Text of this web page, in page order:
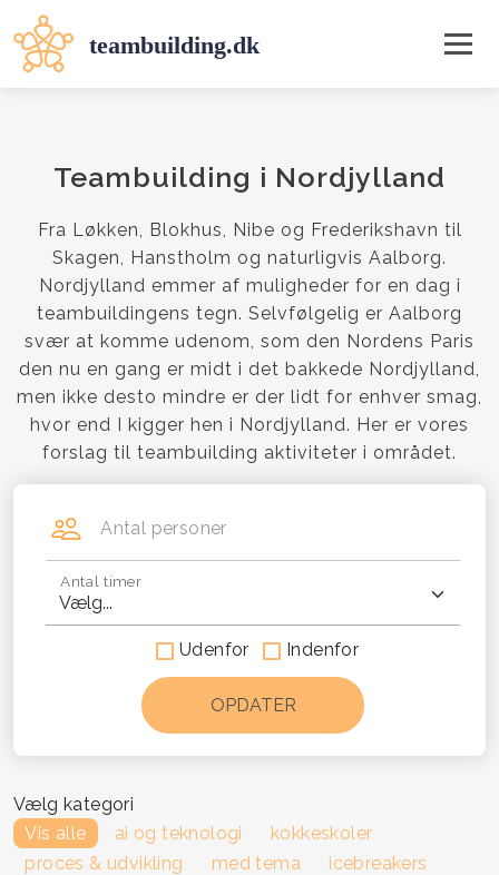
Teambuilding i Nordjylland
Fra Løkken, Blokhus, Nibe og Frederikshavn til
Skagen, Hanstholm og naturligvis Aalborg.
Nordjylland emmer af muligheder for en dag i
teambuildingens tegn. Selvfølgelig er Aalborg
svær at komme udenom, som den Nordens Paris
den nu en gang er midt i det bakkede Nordjylland,
men ikke desto mindre er der lidt for enhver smag,
hvor end I kigger hen i Nordjylland. Her er vores
forslag til teambuilding aktiviteter i området.
Antal personer
Antal timer
Udenfor Indenfor
Vælg kategori
Vis alle
ai og teknologi
kokkeskoler
proces & udvikling
med tema
icebreakers